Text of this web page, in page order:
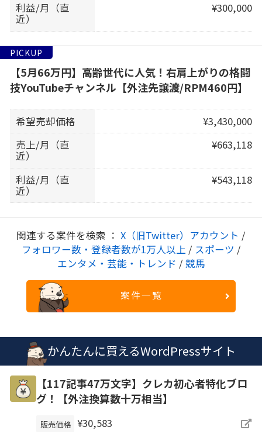
利益/月（直
近）
¥300,000
PICKUP
【5月66万円】高齢世代に人気！右肩上がりの格闘
技YouTubeチャンネル【外注先譲渡/RPM460円】
希望売却価格
¥3,430,000
売上/月（直
近）
¥663,118
利益/月（直
近）
¥543,118
関連する案件を検索 ： X（旧Twitter）アカウント /
フォロワー数・登録者数が1万人以上 / スポーツ /
エンタメ・芸能・トレンド / 競馬
案件一覧
かんたんに買えるWordPressサイト
【117記事47万文字】クレカ初心者特化ブロ
グ！【外注換算数十万相当】
販売価格 ¥30,583